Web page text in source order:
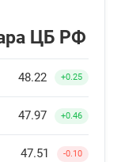
ЦБ РФ
48.22 +0.25
47.97 +0.46
47.51 -0.10